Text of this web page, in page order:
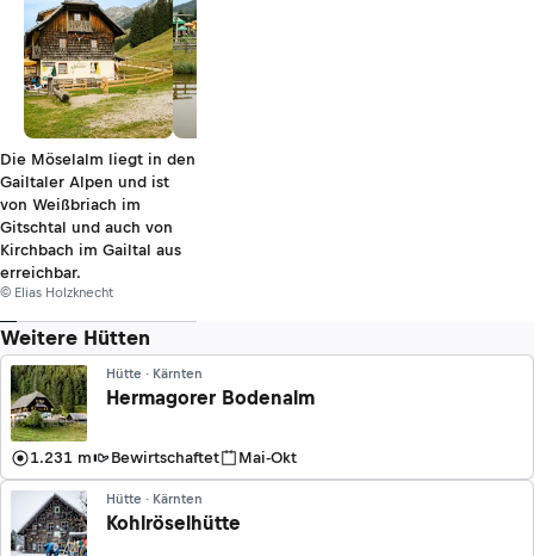
Die Möselalm liegt in den
Gailtaler Alpen und ist
von Weißbriach im
Gitschtal und auch von
Kirchbach im Gailtal aus
erreichbar.
© Elias Holzknecht
Weitere Hütten
Hütte · Kärnten
Hermagorer Bodenalm
1.231 m Bewirtschaftet Mai-Okt
Hütte · Kärnten
Kohlröselhütte